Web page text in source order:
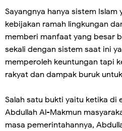
Sayangnya hanya sistem
kebijakan ramah lingkungan
memberi manfaat yang besar
sekali dengan sistem saat ini
memperoleh keuntungan tapi
rakyat dan dampak buruk
Salah satu bukti yaitu ketika di
Abdullah Al-Makmun
masa pemerintahannya,